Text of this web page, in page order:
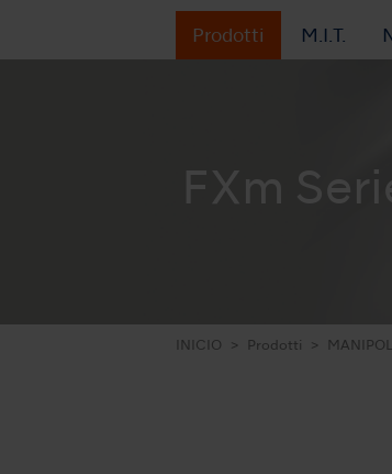
Prodotti M.I.T.
FXm
INICIO Prodotti MANIPOLI